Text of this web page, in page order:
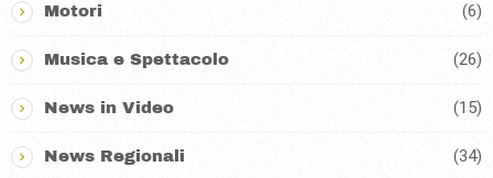
Motori (6)
Musica e Spettacolo (26)
News in Video (15)
News Regionali (34)